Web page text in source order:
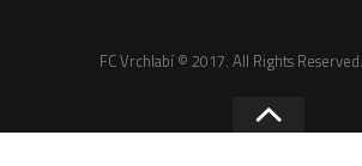
FC Vrchlabí © 2017. All Rights Reserved.